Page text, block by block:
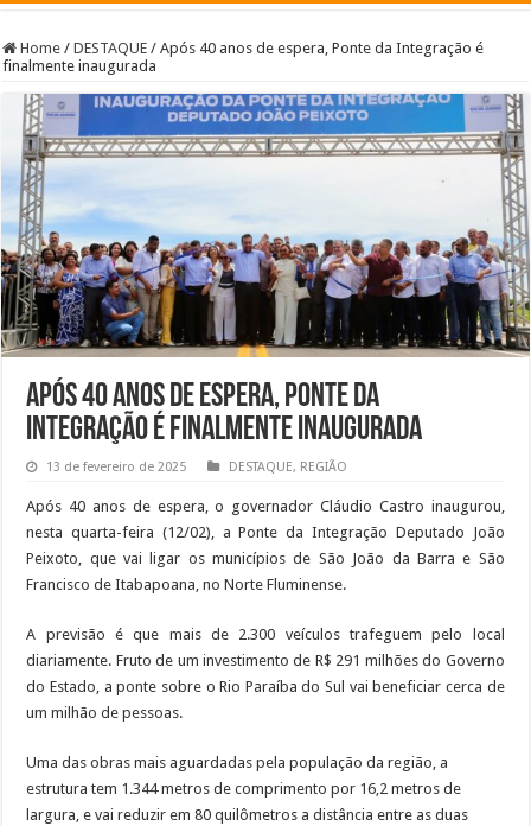
Home / DESTAQUE / Após 40 anos de espera, Ponte da Integração é
finalmente inaugurada
Após 40 anos de espera, Ponte da
Integração é finalmente inaugurada
13 de fevereiro de 2025 DESTAQUE, REGIÃO
Após 40 anos de espera, o governador Cláudio Castro inaugurou,
nesta quarta-feira (12/02), a Ponte da Integração Deputado João
Peixoto, que vai ligar os municípios de São João da Barra e São
Francisco de Itabapoana, no Norte Fluminense.
A previsão é que mais de 2.300 veículos trafeguem pelo local
diariamente. Fruto de um investimento de R$ 291 milhões do Governo
do Estado, a ponte sobre o Rio Paraíba do Sul vai beneficiar cerca de
um milhão de pessoas.
Uma das obras mais aguardadas pela população da região, a
estrutura tem 1.344 metros de comprimento por 16,2 metros de
largura, e vai reduzir em 80 quilômetros a distância entre as duas